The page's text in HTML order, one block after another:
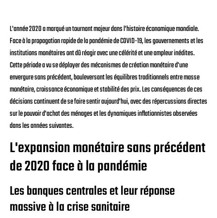
L'année 2020 a marqué un tournant majeur dans l'histoire économique mondiale.
Face à la propagation rapide de la pandémie de COVID-19, les gouvernements et les
institutions monétaires ont dû réagir avec une célérité et une ampleur inédites.
Cette période a vu se déployer des mécanismes de création monétaire d'une
envergure sans précédent, bouleversant les équilibres traditionnels entre masse
monétaire, croissance économique et stabilité des prix. Les conséquences de ces
décisions continuent de se faire sentir aujourd'hui, avec des répercussions directes
sur le pouvoir d'achat des ménages et les dynamiques inflationnistes observées
dans les années suivantes.
L'expansion monétaire sans précédent
de 2020 face à la pandémie
Les banques centrales et leur réponse
massive à la crise sanitaire